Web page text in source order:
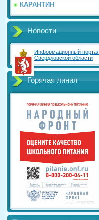
КАРАНТИН
Новости
Информационный
Свердловской области
Горячая линия